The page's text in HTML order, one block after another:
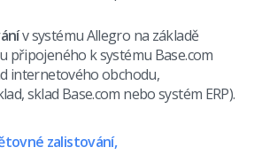
v systému Allegro na základě
připojeného k systému Base.com
internetového obchodu,
sklad Base.com nebo systém ERP).
zalistování,